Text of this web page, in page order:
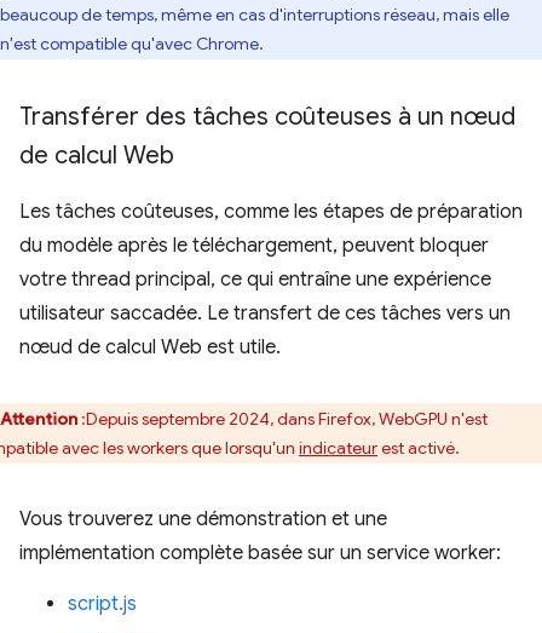
beaucoup de temps, même en cas d'interruptions réseau, mais elle
n'est compatible qu'avec Chrome.
Transférer des tâches coûteuses à un nœud
de calcul Web
Les tâches coûteuses, comme les étapes de préparation
du modèle après le téléchargement, peuvent bloquer
votre thread principal, ce qui entraîne une expérience
utilisateur saccadée. Le transfert de ces tâches vers un
nœud de calcul Web est utile.
Attention :Depuis septembre 2024, dans Firefox, WebGPU n'est
avec les workers que lorsqu'un indicateurest activé.
Vous trouverez une démonstration et une
implémentation complète basée sur un service worker:
script.js